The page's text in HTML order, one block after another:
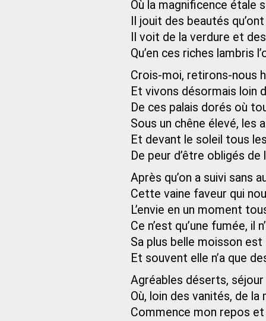
Où la magnificence étale
Il jouit des beautés
Il voit de la verdure et
Qu’en ces riches lambris
Crois-moi, retirons-nous
Et vivons désormais loin
De ces palais dorés où
Sous un chêne élevé, les
Et devant le soleil tous
De peur d’être obligés de
Après qu’on a suivi sans
Cette vaine faveur qui
L’envie en un moment
Ce n’est qu’une fumée, il
Sa plus belle moisson
Et souvent elle n’a que
Agréables déserts, séjour
Où, loin des vanités, de la
Commence mon repos